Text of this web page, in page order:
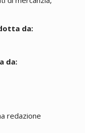
da:
da:
redazione